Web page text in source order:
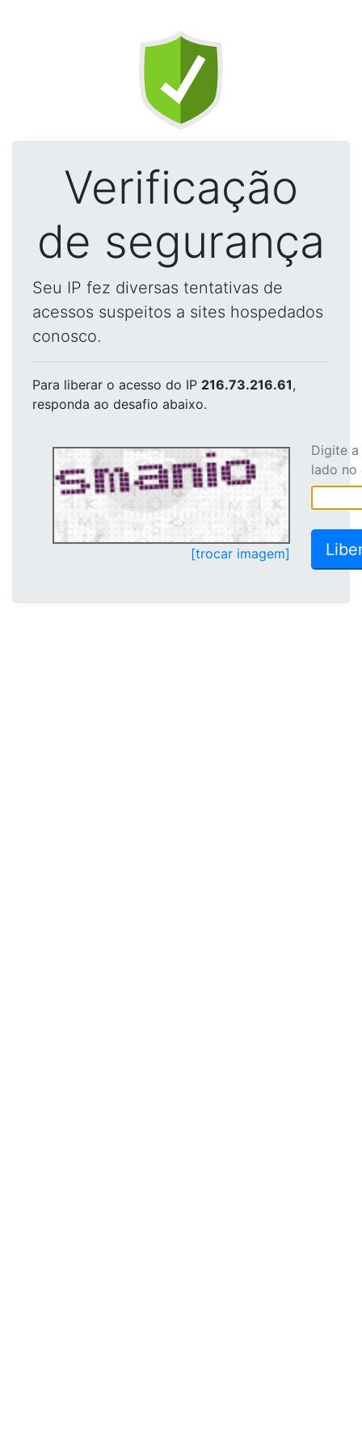
Verificação
de segurança
Seu IP fez diversas tentativas de
acessos suspeitos a sites hospedados
conosco.
Para liberar o acesso do IP 216.73.216.61,
responda ao desafio abaixo.
[trocar imagem]
Digite
lado no